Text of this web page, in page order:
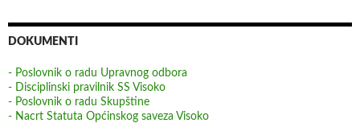
DOKUMENTI
- Poslovnik o radu Upravnog odbora
- Disciplinski pravilnik SS Visoko
- Poslovnik o radu Skupštine
- Nacrt Statuta Općinskog saveza Visoko